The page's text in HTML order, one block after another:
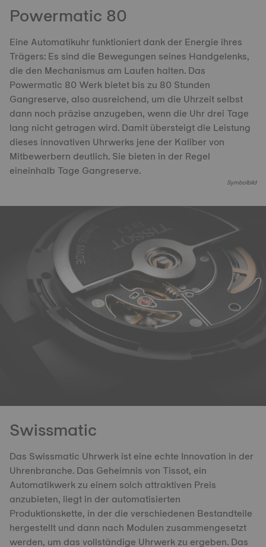
Powermatic 80
Eine Automatikuhr funktioniert dank der Energie ihres
Trägers: Es sind die Bewegungen seines Handgelenks,
die den Mechanismus am Laufen halten. Das
Powermatic 80 Werk bietet bis zu 80 Stunden
Gangreserve, also ausreichend, um die Uhrzeit selbst
dann noch präzise anzugeben, wenn die Uhr drei Tage
lang nicht getragen wird. Damit übersteigt die Leistung
dieses innovativen Uhrwerks jene der Kaliber von
Mitbewerbern deutlich. Sie bieten in der Regel
eineinhalb Tage Gangreserve.
Symbolbild
Swissmatic
Das Swissmatic Uhrwerk ist eine echte Innovation in der
Uhrenbranche. Das Geheimnis von Tissot, ein
Automatikwerk zu einem solch attraktiven Preis
anzubieten, liegt in der automatisierten
Produktionskette, in der die verschiedenen Bestandteile
hergestellt und dann nach Modulen zusammengesetzt
werden, um das vollständige Uhrwerk zu ergeben. Das